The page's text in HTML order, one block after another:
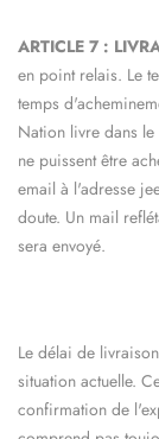
ARTICLE 7 :
en point relais. Le
temps
Nation livre dans
ne puissent être
email à l'adresse
doute. Un mail
sera envoyé.
Le délai de
situation actuelle.
confirmation de